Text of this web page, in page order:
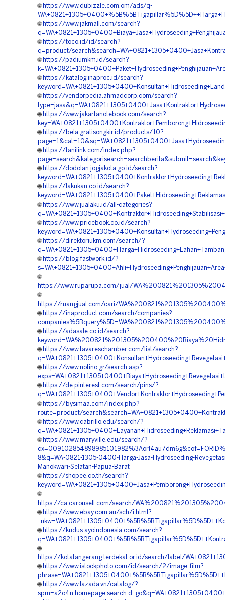
🌐 https://www.dubizzle.com.om/ads/q-
🌐 https://www.jakmall.com/search?
🌐 https://toco.id/id/search?
q=product/
🌐 https://padiumkm.id/search?
🌐 https://katalog.inaproc.id/search?
🌐 https://vendorpedia.ahmadcorp.com/search?
🌐 https://www.jakartanotebook.com/search?
🌐 https://bela.gratisongkir.id/products/10?
🌐 https://tanilink.com/index.php?
🌐 https://dodolan.jogjakota.go.id/search?
🌐 https://lakukan.co.id/search?
🌐 https://www.jualaku.id/all-categories?
🌐 https://www.pricebook.co.id/search?
🌐 https://direktoriukm.com/search/?
🌐 https://blog.fastwork.id/?
🌐
https://www.ruparupa.com/jual/
🌐
https://ruangjual.com/cari/
🌐 https://inaproduct.com/search/companies?
🌐 https://adasale.co.id/search?
🌐 https://www.tavareschamber.com/list/search?
🌐 https://www.notino.gr/search.asp?
🌐 https://de.pinterest.com/search/pins/?
🌐 https://bysimaa.com/index.php?
route=product/
🌐 https://www.cabrillo.edu/search/?
🌐 https://www.maryville.edu/search/?
8&q=WA-0821-1305-0400-Harga-Jasa-Hydroseeding-
Manokwari-Selatan-Papua-Barat
🌐 https://shopee.co.th/search?
🌐
https://ca.carousell.com/search/
🌐 https://www.ebay.com.au/sch/i.html?
🌐 https://kudus.ayoindonesia.com/search?
🌐
https://kotatangerang.terdekat.or.id/search/label/
🌐 https://www.istockphoto.com/id/search/2/image-film?
🌐 https://www.lazada.vn/catalog/?